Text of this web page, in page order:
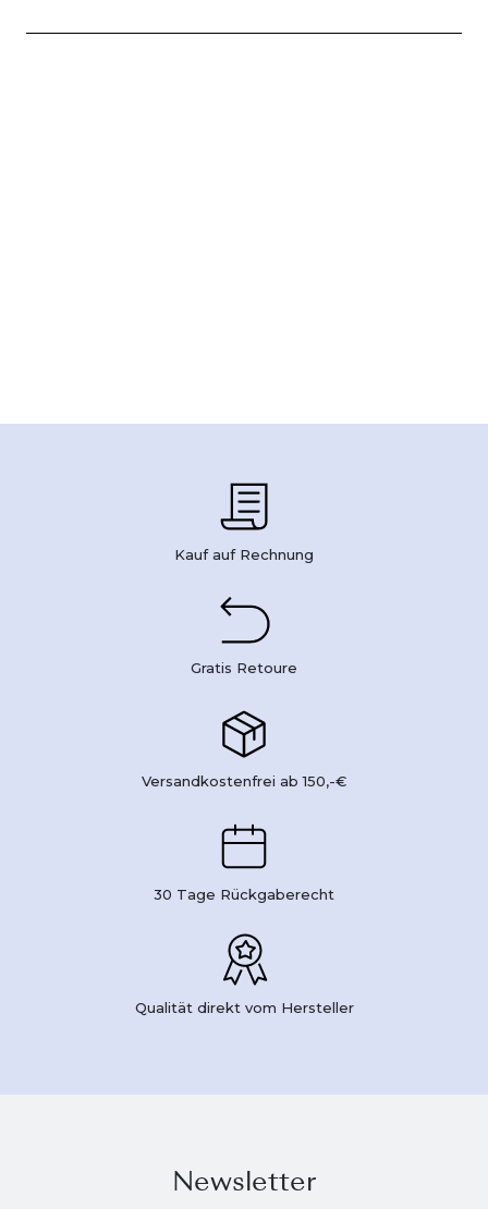
Kauf auf Rechnung
Gratis Retoure
Versandkostenfrei ab 150,-€
30 Tage Rückgaberecht
Qualität direkt vom Hersteller
Newsletter